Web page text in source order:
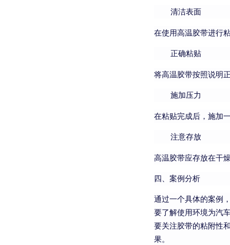
清洁表面
在使用高温胶带进行
正确粘贴
将高温胶带按照说明
施加压力
在粘贴完成后，施加
注意存放
高温胶带应存放在干
四、案例分析
通过一个具体的案例
要了解使用环境为汽
要关注胶带的粘附性
果。